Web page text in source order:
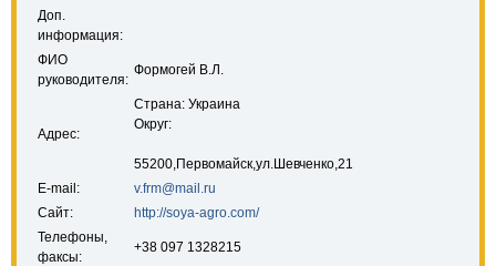
Доп.
информация:
ФИО
руководителя:
Формогей В.Л.
Адрес:
Страна: Украина
Округ:
55200,Первомайск,ул.Шевченко,21
E-mail:
v.frm@mail.ru
Сайт:
http://soya-agro.com/
Телефоны,
факсы:
+38 097 1328215